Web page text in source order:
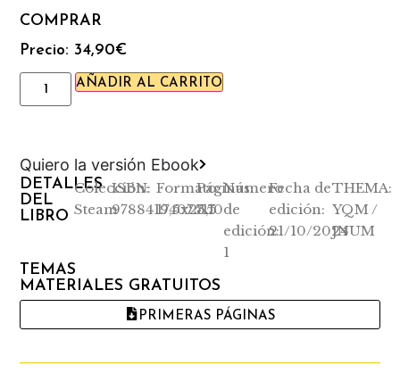
Educación Matemática. Consulta
periódicamente con profesores, escuelas,
distritos escolares y ministerios de
educación sobre cuestiones de enseñanza
y aprendizaje, aulas pensantes, evaluación
y aritmética.
COMPRAR
Precio:34,90€
AÑADIR AL CARRITO
Quiero la versión Ebook
DETALLES
DEL
LIBRO
Colección:
Steam
ISBN:
9788419407511
Formato:
17,5x25,5
Páginas:
350
Número
de
edición:
1
Fecha de
edición:
21/10/2024
THEMA:
YQM /
JNUM
TEMAS
MATERIALES GRATUITOS
PRIMERAS PÁGINAS